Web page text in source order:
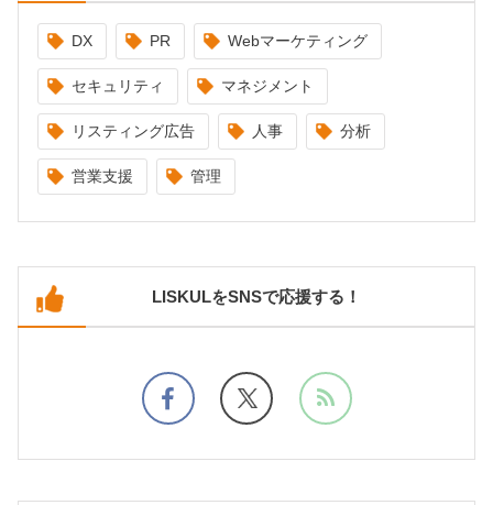
DX PR Webマーケティング
セキュリティ マネジメント
リスティング広告 人事 分析
営業支援 管理
LISKULをSNSで応援する！